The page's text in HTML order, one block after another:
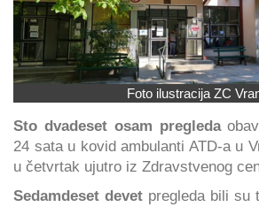
Foto ilustracija ZC
Sto dvadeset osam pregleda
24 sata u kovid ambulanti ATD-a u
u četvrtak ujutro iz Zdravstvenog
Sedamdeset devet pregleda bili su